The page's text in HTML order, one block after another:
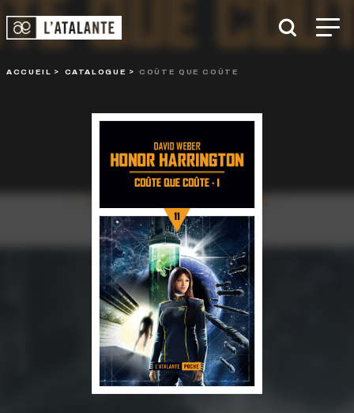
ACCUEIL CATALOGUE COÛTE QUE COÛTE